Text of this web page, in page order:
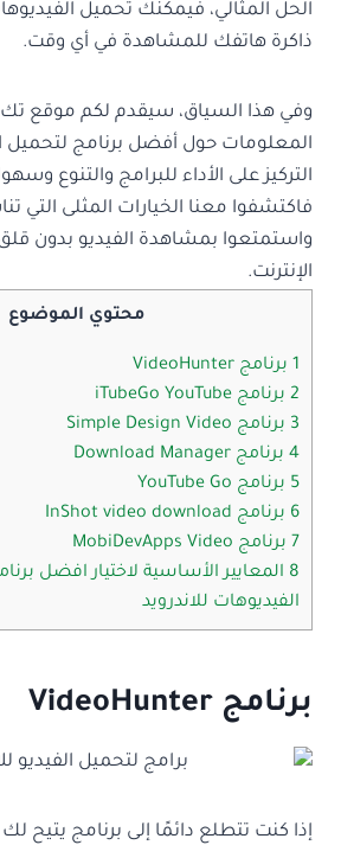
الحل المثالي، فيمكنك تحميل
ذاكرة هاتفك للمشاهدة في أي وقت.
وفي هذا السياق، سيقدم لكم موقع تك
المعلومات حول أفضل برنامج لتحميل
التركيز على الأداء للبرامج والتنوع
فاكتشفوا معنا الخيارات المثلى التي
واستمتعوا بمشاهدة الفيديو بدون
الإنترنت.
محتوي الموضوع
1 برنامج VideoHunter
2 برنامج iTubeGo YouTube
3 برنامج Simple Design Video
4 برنامج Download Manager
5 برنامج YouTube Go
6 برنامج InShot video download
7 برنامج MobiDevApps Video
8 المعايير الأساسية لاختيار افضل
الفيديوهات للاندرويد
برنامج VideoHunter
إذا كنت تتطلع دائمًا إلى برنامج يتيح